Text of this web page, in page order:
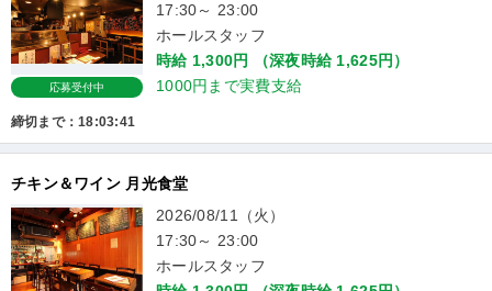
応募受付中
17:30～ 23:00
ホールスタッフ
時給 1,300円 （深夜時給 1,625円）
1000円まで実費支給
締切まで：18:03:41
チキン＆ワイン 月光食堂
2026/08/11（火）
17:30～ 23:00
ホールスタッフ